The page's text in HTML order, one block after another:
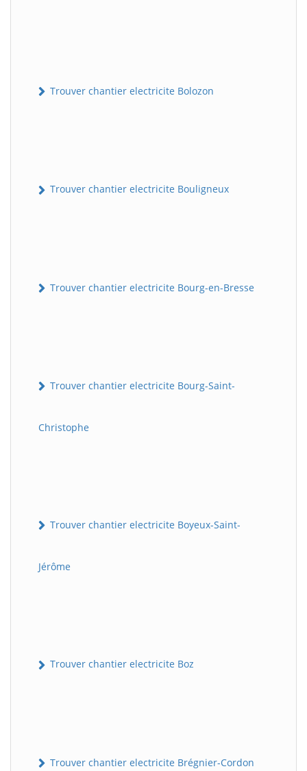
Trouver chantier electricite Bolozon
Trouver chantier electricite Bouligneux
Trouver chantier electricite Bourg-en-Bresse
Trouver chantier electricite Bourg-Saint-
Christophe
Trouver chantier electricite Boyeux-Saint-
Jérôme
Trouver chantier electricite Boz
Trouver chantier electricite Brégnier-Cordon